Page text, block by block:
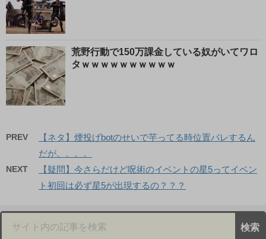
荒野行動で150万課金している奴がいてワロ
タｗｗｗｗｗｗｗｗｗｗ
PREV
【ネタ】煙投げbotのせいで芋ってる時位置バレするん
だが。。。。
NEXT
【疑問】今さらだけど呪術のイベントの星5ってイベン
ト初回は必ず星5が出現するの？？？